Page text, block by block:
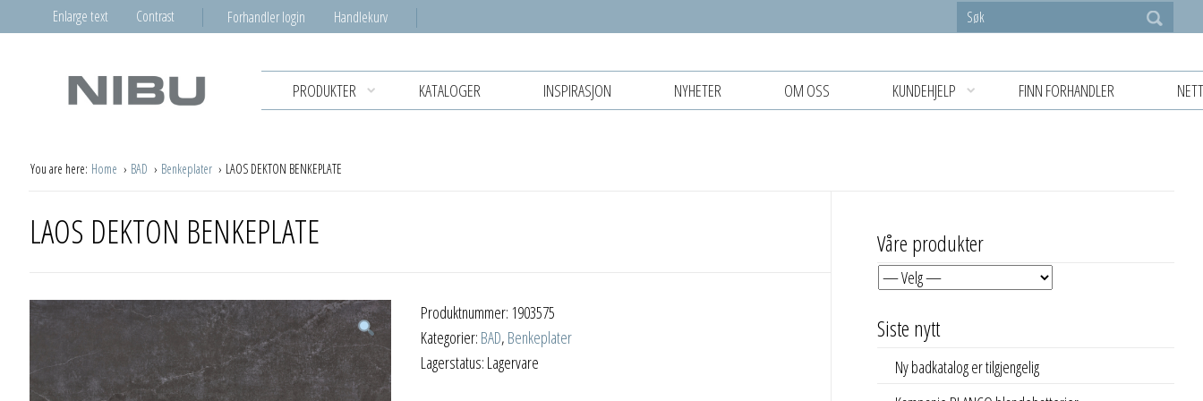
Enlarge text Contrast Forhandler login Handlekurv
PRODUKTER KATALOGER INSPIRASJON NYHETER OM OSS KUNDEHJELP FINN FORHANDLER
You are here: Home BAD Benkeplater LAOS DEKTON BENKEPLATE
LAOS DEKTON BENKEPLATE
Produktnummer: 1903575
Kategorier: BAD, Benkeplater
Lagerstatus: Lagervare
Våre produkter
Siste nytt
Ny badkatalog er tilgjengelig